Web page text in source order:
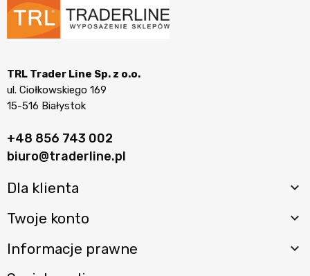
TRL Trader Line Sp. z o.o.
ul. Ciołkowskiego 169
15-516 Białystok
+48 856 743 002
biuro@traderline.pl
Dla klienta 
Twoje konto 
Informacje prawne 